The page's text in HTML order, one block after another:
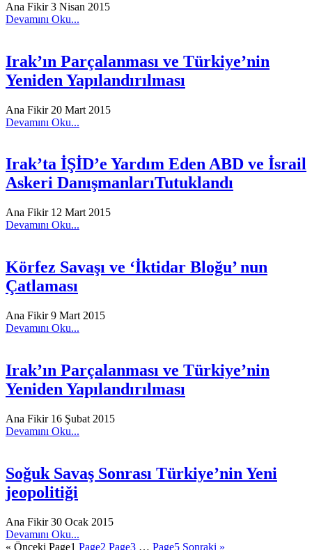
Ana Fikir3 Nisan 2015
Devamını Oku...
Irak’ın Parçalanması ve Türkiye’nin
Yeniden Yapılandırılması
Ana Fikir 20 Mart 2015
Devamını Oku...
Irak’ta İŞİD’e Yardım Eden ABD ve İsrail
Askeri DanışmanlarıTutuklandı
Ana Fikir 12 Mart 2015
Devamını Oku...
Körfez Savaşı ve ‘İktidar Bloğu’ nun
Çatlaması
Ana Fikir9 Mart 2015
Devamını Oku...
Irak’ın Parçalanması ve Türkiye’nin
Yeniden Yapılandırılması
Ana Fikir 16 Şubat 2015
Devamını Oku...
Soğuk Savaş Sonrası Türkiye’nin Yeni
jeopolitiği
Ana Fikir30 Ocak 2015
Devamını Oku...
« Önceki Page1 Page2 Page3 … Page5 Sonraki »